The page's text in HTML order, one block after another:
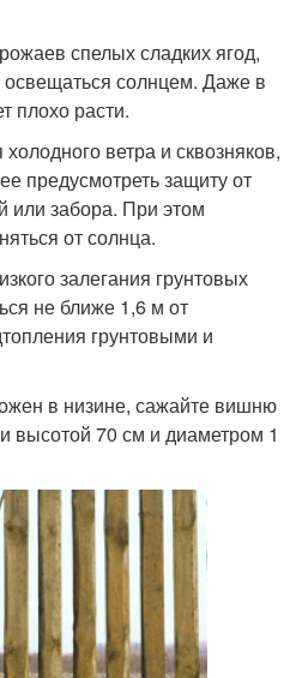
спелых сладких ягод,
солнцем. Даже в
плохо расти.
ветра и сквозняков,
предусмотреть защиту от
или забора. При этом
от солнца.
залегания грунтовых
не ближе 1,6 м от
грунтовыми и
в низине, сажайте вишню
высотой 70 см и диаметром 1